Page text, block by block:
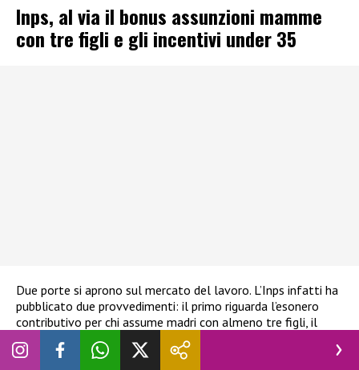
Inps, al via il bonus assunzioni mamme
con tre figli e gli incentivi under 35
Due porte si aprono sul mercato del lavoro. L’Inps infatti ha
pubblicato due provvedimenti: il primo riguarda l’esonero
contributivo per chi assume madri con almeno tre figli, il
secondo invece riguarda l’incentivo alla stabilizzazione dei
contratti per gli under 35. I due provvedimenti mirano a